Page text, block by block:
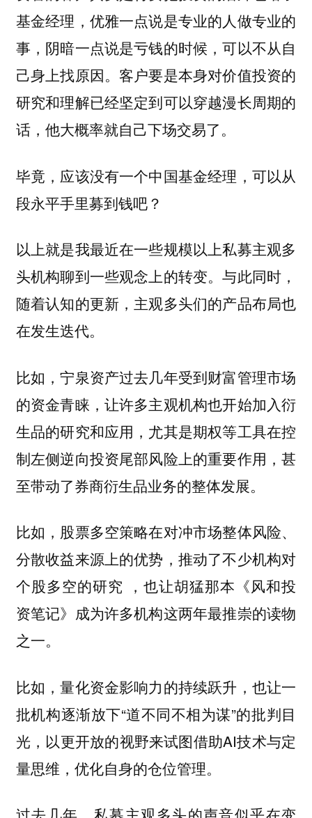
基金经理，优雅一点说是专业的人做专业的
事，阴暗一点说是亏钱的时候，可以不从自
己身上找原因。客户要是本身对价值投资的
研究和理解已经坚定到可以穿越漫长周期的
话，他大概率就自己下场交易了。
毕竟，应该没有一个中国基金经理，可以从
段永平手里募到钱吧？
以上就是我最近在一些规模以上私募主观多
头机构聊到一些观念上的转变。与此同时，
随着认知的更新，主观多头们的产品布局也
在发生迭代。
比如，宁泉资产过去几年受到财富管理市场
的资金青睐，让许多主观机构也开始加入衍
生品的研究和应用，尤其是期权等工具在控
制左侧逆向投资尾部风险上的重要作用，甚
至带动了券商衍生品业务的整体发展。
比如，股票多空策略在对冲市场整体风险、
分散收益来源上的优势，推动了不少机构对
个股多空的研究 ，也让胡猛那本《风和投
资笔记》成为许多机构这两年最推崇的读物
之一。
比如，量化资金影响力的持续跃升，也让一
批机构逐渐放下“道不同不相为谋”的批判目
光，以更开放的视野来试图借助AI技术与定
量思维，优化自身的仓位管理。